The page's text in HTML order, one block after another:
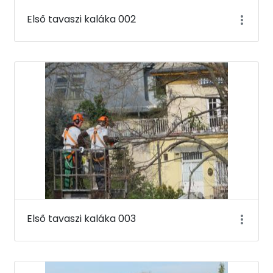
Első tavaszi kaláka 002
Első tavaszi kaláka 003